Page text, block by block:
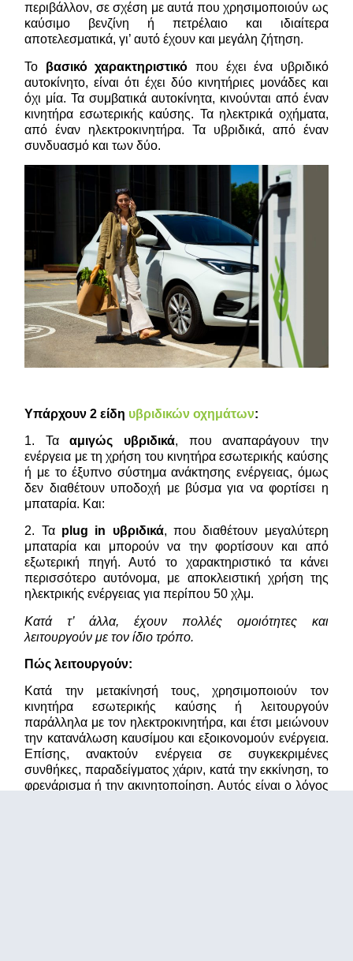
περιβάλλον, σε σχέση με αυτά που χρησιμοποιούν ως
καύσιμο βενζίνη ή πετρέλαιο και ιδιαίτερα
αποτελεσματικά, γι’ αυτό έχουν και μεγάλη ζήτηση.
Το βασικό χαρακτηριστικό που έχει ένα υβριδικό
αυτοκίνητο, είναι ότι έχει δύο κινητήριες μονάδες και
όχι μία. Τα συμβατικά αυτοκίνητα, κινούνται από έναν
κινητήρα εσωτερικής καύσης. Τα ηλεκτρικά οχήματα,
από έναν ηλεκτροκινητήρα. Τα υβριδικά, από έναν
συνδυασμό και των δύο.
Υπάρχουν 2 είδη υβριδικών οχημάτων:
1. Τααμιγώς υβριδικά, που αναπαράγουν την
ενέργεια με τη χρήση του κινητήρα εσωτερικής καύσης
ή με το έξυπνο σύστημα ανάκτησης ενέργειας, όμως
δεν διαθέτουν υποδοχή με βύσμα για να φορτίσει η
μπαταρία. Και:
2. Τα plug in υβριδικά, που διαθέτουν μεγαλύτερη
μπαταρία και μπορούν να την φορτίσουν και από
εξωτερική πηγή. Αυτό το χαρακτηριστικό τα κάνει
περισσότερο αυτόνομα, με αποκλειστική χρήση της
ηλεκτρικής ενέργειας για περίπου 50 χλμ.
Κατά τ’ άλλα, έχουν πολλές ομοιότητες και
λειτουργούν με τον ίδιο τρόπο.
Πώς λειτουργούν:
Κατά την μετακίνησή τους, χρησιμοποιούν τον
κινητήρα εσωτερικής καύσης ή λειτουργούν
παράλληλα με τον ηλεκτροκινητήρα, και έτσι μειώνουν
την κατανάλωση καυσίμου και εξοικονομούν ενέργεια.
Επίσης, ανακτούν ενέργεια σε συγκεκριμένες
συνθήκες, παραδείγματος χάριν, κατά την εκκίνηση, το
φρενάρισμα ή την ακινητοποίηση. Αυτός είναι ο λόγος